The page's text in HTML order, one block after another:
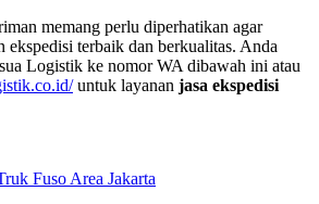
memang perlu diperhatikan agar
ekspedisi terbaik dan berkualitas. Anda
Logistik ke nomor WA dibawah ini atau
untuk layanan jasa ekspedisi
Fuso Area Jakarta